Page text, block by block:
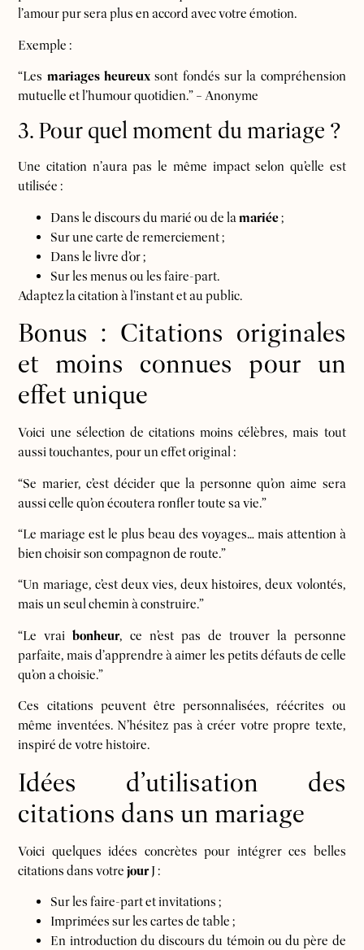
l’amour pur sera plus en accord avec votre émotion.
Exemple :
“Les mariages heureux sont fondés sur la compréhension
mutuelle et l’humour quotidien.” – Anonyme
3. Pour quel moment du mariage ?
Une citation n’aura pas le même impact selon qu’elle est
utilisée :
Dans le discours du marié ou de lamariée;
Sur une carte de remerciement ;
Dans le livre d’or ;
Sur les menus ou les faire-part.
Adaptez la citation à l’instant et au public.
Bonus : Citations originales
et moins connues pour un
effet unique
Voici une sélection de citations moins célèbres, mais tout
aussi touchantes, pour un effet original :
“Se marier, c’est décider que la personne qu’on aime sera
aussi celle qu’on écoutera ronfler toute sa vie.”
“Le mariage est le plus beau des voyages… mais attention à
bien choisir son compagnon de route.”
“Un mariage, c’est deux vies, deux histoires, deux volontés,
mais un seul chemin à construire.”
“Le vraibonheur, ce n’est pas de trouver la personne
parfaite, mais d’apprendre à aimer les petits défauts de celle
qu’on a choisie.”
Ces citations peuvent être personnalisées, réécrites ou
même inventées. N’hésitez pas à créer votre propre texte,
inspiré de votre histoire.
Idées d’utilisation des
citations dans un mariage
Voici quelques idées concrètes pour intégrer ces belles
citations dans votrejourJ :
Sur les faire-part et invitations ;
Imprimées sur les cartes de table ;
En introduction du discours du témoin ou du père de